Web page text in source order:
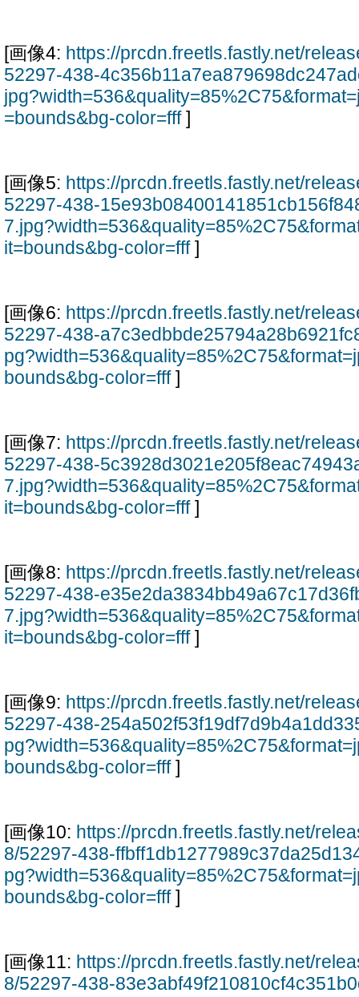
[画像4: https://prcdn.freetls.fastly.net/
52297-438-
=bounds&bg-color=fff]
[画像5: https://prcdn.freetls.fastly.net/
52297-438-
it=bounds&bg-color=fff]
[画像6: https://prcdn.freetls.fastly.net/
52297-438-
bounds&bg-color=fff]
[画像7: https://prcdn.freetls.fastly.net/
52297-438-
it=bounds&bg-color=fff]
[画像8: https://prcdn.freetls.fastly.net/
52297-438-
it=bounds&bg-color=fff]
[画像9: https://prcdn.freetls.fastly.net/
52297-438-
bounds&bg-color=fff]
[画像10: https://prcdn.freetls.fastly.net/
8/52297-438-
bounds&bg-color=fff]
[画像11: https://prcdn.freetls.fastly.net/
8/52297-438-